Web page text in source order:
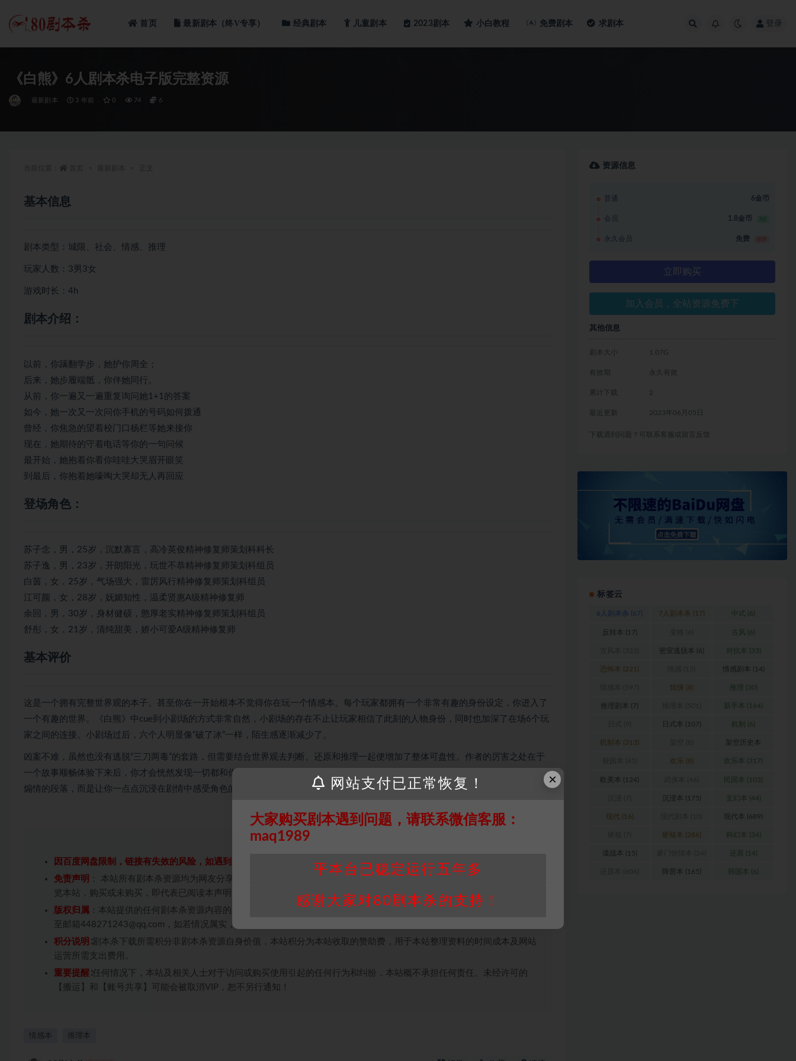
首页 最新剧本（终V专享） 经典剧本 儿童剧本 2023剧本 小白教程 免费剧本 求剧本 登录
《白熊》6人剧本杀电子版完整资源
最新剧本 3 年前 0 74 6
基本信息
剧本类型：城限、社会、情感、推理
玩家人数：3男3女
游戏时长：4h
剧本介绍：
以前，你蹒翻学步，她护你周全；
后来，她步履端骶，你伴她同行。
从前，你一遍又一遍重复询问她1+1的答案
如今，她一次又一次问你手机的号码如何拨通
曾经，你焦急的望着校门口杨栏等她来接你
现在，她期待的守着电话等你的一句问候
最开始，她抱着你看你哇哇大哭眉开眼笑
到最后，你抱着她嚎啕大哭却无人再回应
登场角色：
苏子念，男，25岁，沉默寡言，高冷英俊精神修复师策划科科长
苏子逸，男，23岁，开朗阳光，玩世不恭精神修复师策划科组员
白茵，女，25岁，气场强大，雷厉风行精神修复师策划科组员
江可颜，女，28岁，妩媚知性，温柔贤惠A级精神修复师
余回，男，30岁，身材健硕，憨厚老实精神修复师策划科组员
舒彤，女，21岁，清纯甜美，娇小可爱A级精神修复师
基本评价
这是一个拥有完整世界观的本子。甚至你在一开始根本不觉得你在玩一个情感本。每个玩家都拥有一个非常有趣的身份设定，你进入了
一个有趣的世界。《白熊》中cue到小剧场的方式非常自然，小剧场的存在不止让玩家相信了此刻的人物身份，同时也加深了在场6个玩
家之间的连接。小剧场过后，六个人明显像“破了冰”一样，陌生感逐渐减少了。
凶案不难，虽然也没有逃脱“三刀两毒”的套路，但需要结合世界观去判断。还原和推理一起便增加了整体可盘性。作者的厉害之处在于
一个故事顺畅体验下来后，你才会恍然发现一切都和你想象的不一样了，完成了剧本的层层反转。而剧本直到很后面，都没有出现按头
煽情的段落，而是让你一点点沉浸在剧情中感受角色的心理波动。
因百度网盘限制，链接有失效的风险，如遇到无效链接请联系客服补发！！！网盘不限速下载神器→点此下载
免责声明 ： 本站所有剧本杀资源均为网友分享投稿+个人整理而来，仅供学习研究使用，请勿用于商业用途!任何人访问、浏
览本站，购买或未购买，即代表已阅读本声明，理解并同意受本条约约束，并遵守所有适用的法律法规。
版权归属 ：本站提供的任何剧本杀资源内容的版权均属于机关版权或权利人。如有侵权，请发邮件通知并提供相关证实资料
至邮箱448271243@qq.com，如若情况属实，我们将会在三天内下架相关剧本攻略。
积分说明 ∶剧本杀下载所需积分非剧本杀资源自身价值，本站积分为本站收取的赞助费，用于本站整理资料的时间成本及网站
运营所需支出费用。
重要提醒 ∶任何情况下，本站及相关人士对于访问或购买使用引起的任何行为和纠纷，本站概不承担任何责任。未经许可的
【搬运】和【账号共享】可能会被取消VIP，恕不另行通知！
情感本 推理本
资源信息
普通 6金币
会员 1.8金币 3折
永久会员 免费
立即购买
加入会员，全站资源免费下
其他信息
剧本大小 1.07G
有效期 永久有效
累计下载 2
最近更新 2023年06月05日
下载遇到问题？可联系客服或留言反馈
标签云
6人剧本杀 (67) 7人剧本杀 (17) 中式 (6)
反转本 (17) 古风 (6)
密室逃脱本 (6) 对抗本 (33)
恐怖本 (221) 情感剧本 (14)
惊悚 (8) 推理 (30)
推理剧本 (7) 新手本 (164)
日式本 (107) 机制 (6)
机制本 (313) 架空历史本
(102)
欢乐 (8) 欢乐本 (317)
欧美本 (124) 民国本 (103)
沉浸本 (175) 玄幻本 (44)
现代 (16) 现代本 (689)
硬核本 (286) 科幻本 (34)
谍战本 (15) 还原 (14)
阵营本 (165) 韩国本 (6)
×
网站支付已正常恢复！
大家购买剧本遇到问题，请联系微信客服：
maq1989
平本台已稳定运行五年多
感谢大家对80剧本杀的支持！